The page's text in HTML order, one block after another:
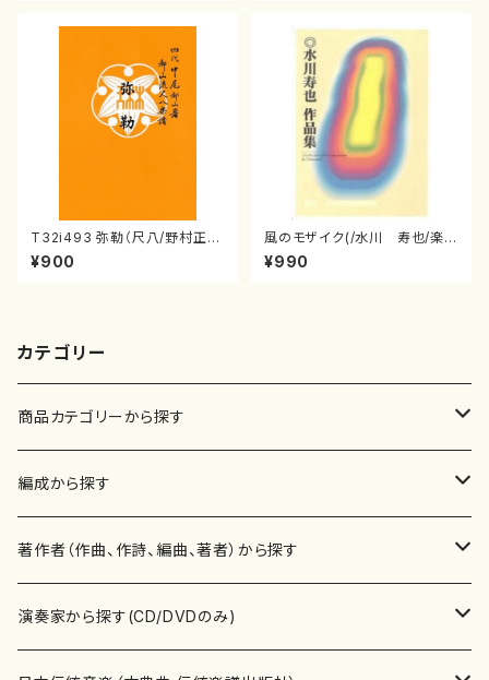
T32i493 弥勒（尺八/野村正
峰/楽譜）都山流公刊楽譜曲番:2
202
¥900
風のモザイク(/水川 寿也/楽
譜）
¥990
カテゴリー
商品カテゴリーから探す
楽譜
書籍
書籍
テキストブック
CD・DVD
編成から探す
邦楽器
箏・琴（ソロ）
箏・琴（合奏）
合唱
著作者（作曲、作詩、編曲、著者）から探す
あ行
演奏家から探す(CD/DVDのみ)